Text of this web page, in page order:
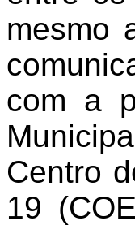
mesmo
com a
Centro
19